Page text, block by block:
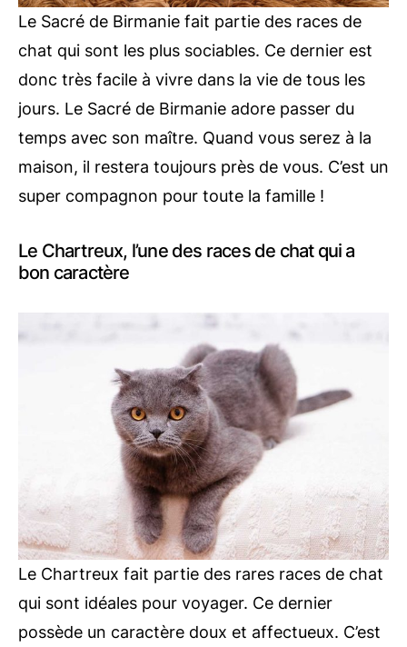
Le Sacré de Birmanie fait partie des races de
chat qui sont les plus sociables. Ce dernier est
donc très facile à vivre dans la vie de tous les
jours. Le Sacré de Birmanie adore passer du
temps avec son maître. Quand vous serez à la
maison, il restera toujours près de vous. C’est un
super compagnon pour toute la famille !
Le Chartreux, l’une des races de chat qui a
bon caractère
Le Chartreux fait partie des rares races de chat
qui sont idéales pour voyager. Ce dernier
possède un caractère doux et affectueux. C’est